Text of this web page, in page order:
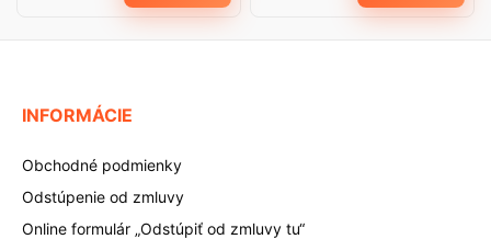
INFORMÁCIE
Obchodné podmienky
Odstúpenie od zmluvy
Online formulár „Odstúpiť od zmluvy tu“